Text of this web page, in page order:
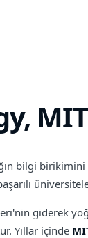
MIT
bilgi
giderek
Yıllar içinde